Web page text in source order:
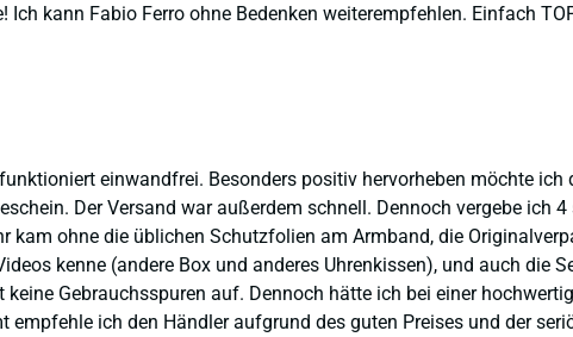
kann Fabio Ferro ohne Bedenken weiterempfehlen. Einfach
einwandfrei. Besonders positiv hervorheben möchte ich
Der Versand war außerdem schnell. Dennoch vergebe ich
kam ohne die üblichen Schutzfolien am Armband, die
kenne (andere Box und anderes Uhrenkissen), und auch die
Gebrauchsspuren auf. Dennoch hätte ich bei einer
ich den Händler aufgrund des guten Preises und der